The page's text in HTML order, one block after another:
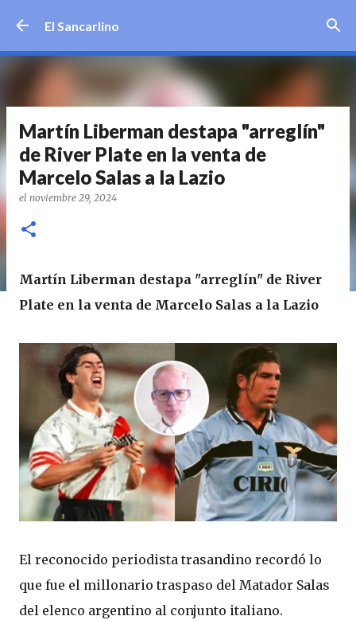
El Sancarlino
Martín Liberman destapa "arreglín"
de River Plate en la venta de
Marcelo Salas a la Lazio
el noviembre 29, 2024
Martín Liberman destapa "arreglín" de River
Plate en la venta de Marcelo Salas a la Lazio
El reconocido periodista trasandino recordó lo
que fue el millonario traspaso del Matador Salas
del elenco argentino al conjunto italiano.